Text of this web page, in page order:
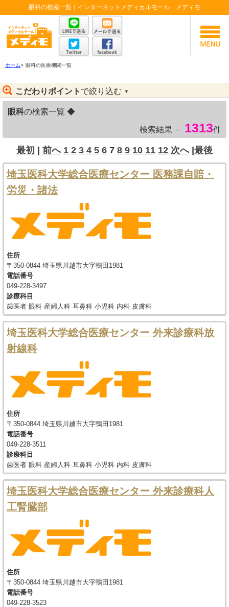
眼科の検索一覧｜インターネットメディカルモール メディモ
ホーム> 眼科の医療機関一覧
こだわりポイント で絞り込む ▼
眼科の検索一覧 ◆
検索結果 － 1313件
最初 | 前へ 1 2 3 4 5 6 7 8 9 10 11 12 次へ|最後
埼玉医科大学総合医療センター 医務課自賠・
労災・諸法
住所
〒350-0844 埼玉県川越市大字鴨田1981
電話番号
049-228-3497
診療科目
歯医者 眼科 産婦人科 耳鼻科 小児科 内科 皮膚科
埼玉医科大学総合医療センター 外来診療科放
射線科
住所
〒350-0844 埼玉県川越市大字鴨田1981
電話番号
049-228-3511
診療科目
歯医者 眼科 産婦人科 耳鼻科 小児科 内科 皮膚科
埼玉医科大学総合医療センター 外来診療科人
工腎臓部
住所
〒350-0844 埼玉県川越市大字鴨田1981
電話番号
049-228-3523